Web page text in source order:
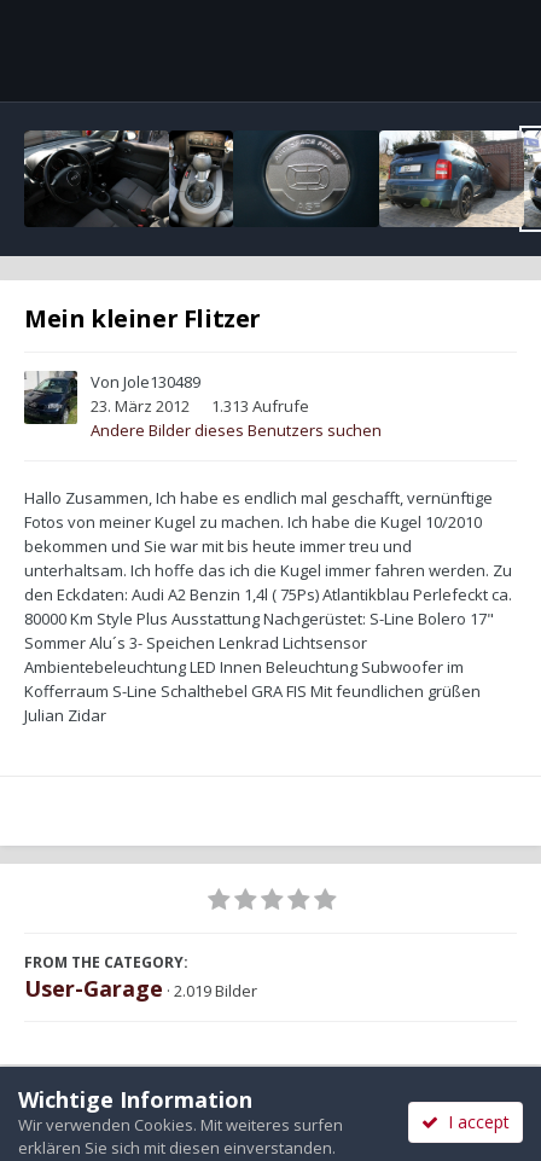
Mein kleiner Flitzer
Von Jole130489
23. März 2012
1.313 Aufrufe
Andere Bilder dieses Benutzers suchen
Hallo Zusammen, Ich habe es endlich mal geschafft, vernünftige
Fotos von meiner Kugel zu machen. Ich habe die Kugel 10/2010
bekommen und Sie war mit bis heute immer treu und
unterhaltsam. Ich hoffe das ich die Kugel immer fahren werden. Zu
den Eckdaten: Audi A2 Benzin 1,4l ( 75Ps) Atlantikblau Perlefeckt ca.
80000 Km Style Plus Ausstattung Nachgerüstet: S-Line Bolero 17"
Sommer Alu´s 3- Speichen Lenkrad Lichtsensor
Ambientebeleuchtung LED Innen Beleuchtung Subwoofer im
Kofferraum S-Line Schalthebel GRA FIS Mit feundlichen grüßen
Julian Zidar
FROM THE CATEGORY:
User-Garage · 2.019 Bilder
Teilen Folgen 0
Wichtige Information
Wir verwenden Cookies. Mit weiteres surfen
erklären Sie sich mit diesen einverstanden.
I accept